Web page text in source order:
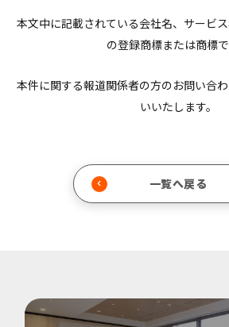
本文中に記載されている会社名、サービ
の登録商標または商標で
本件に関する報道関係者の方のお問い合わ
いいたします。
一覧へ戻る